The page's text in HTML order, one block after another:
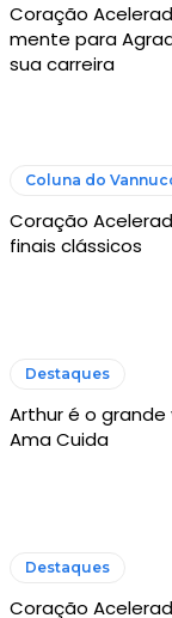
Coração
mente para
sua carreira
Coluna do
Coração
finais clássicos
Destaques
Arthur é o
Ama Cuida
Destaques
Coração